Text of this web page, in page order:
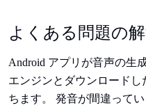
よくある問題の
Android アプリが音声の生
エンジンとダウンロード
ちます。 発音が間違って